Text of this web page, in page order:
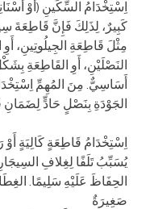
اِسْتِخْدَامُ السِّكِّينِ (أَوْ
كَبِيرٌ، لِذَلِكَ فَإِنَّ قَاطِعَةَ
مِثْلَ قَاطِعَةِ الجِيلُوتِينِ،
أَسَاسِيٌّ. مِنَ المُهِمِّ
الجَوْدَةِ بِنَصْلٍ حَادٍّ
اِسْتِخْدَامُ قَاطِعَةٍ كَالِيَةٍ أَوْ
يُسَبِّبُ تَلَفًا لِغِلافِ
الحِفَاظَ عَلَيْهِ سَلِيمًا.
صَغِيرَةٌ